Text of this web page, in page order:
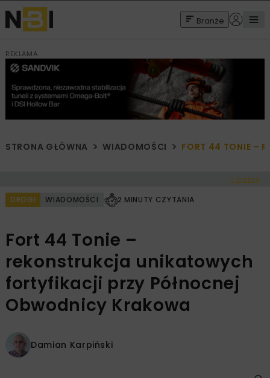
Branże
REKLAMA
STRONA GŁÓWNA WIADOMOŚCI FORT 44 TONIE –
< Cofnij
DROGI WIADOMOŚCI 2 MINUTY CZYTANIA
Fort 44 Tonie –
rekonstrukcja unikatowych
fortyfikacji przy Północnej
Obwodnicy Krakowa
Damian Karpiński